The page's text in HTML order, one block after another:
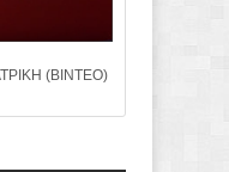
(ΒΙΝΤΕΟ)